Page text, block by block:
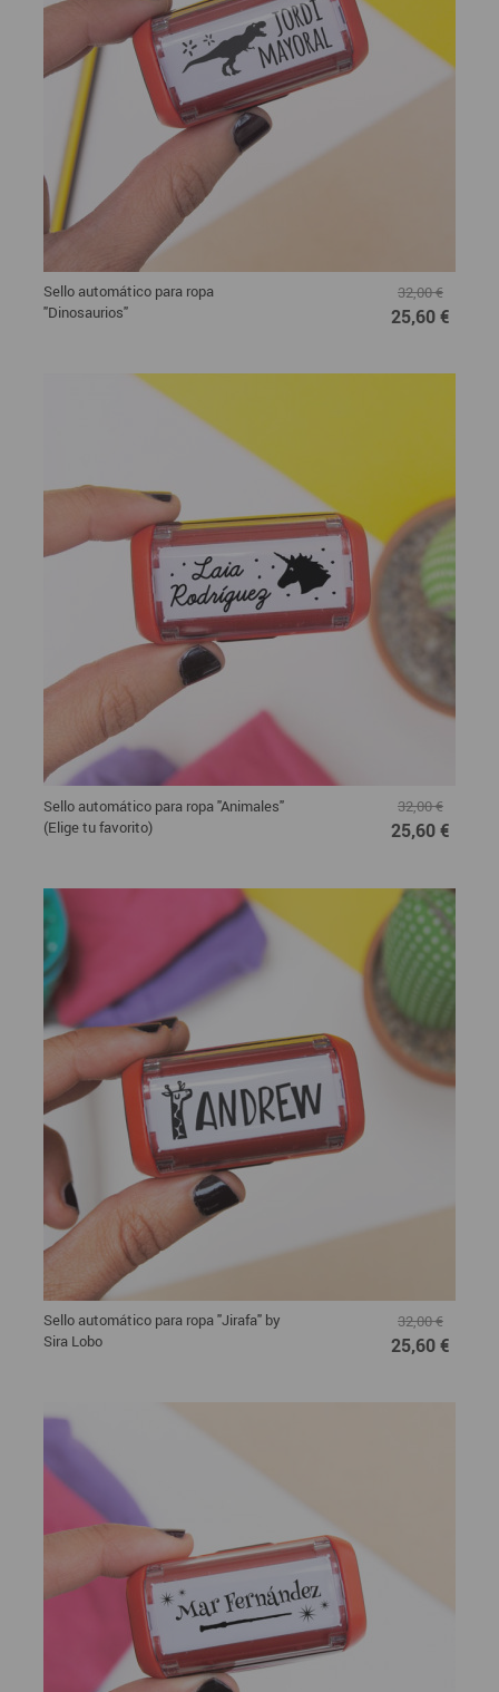
Sello automático para ropa
"Dinosaurios"
32,00 €
25,60 €
Sello automático para ropa "Animales"
(Elige tu favorito)
32,00 €
25,60 €
Sello automático para ropa "Jirafa" by
Sira Lobo
32,00 €
25,60 €